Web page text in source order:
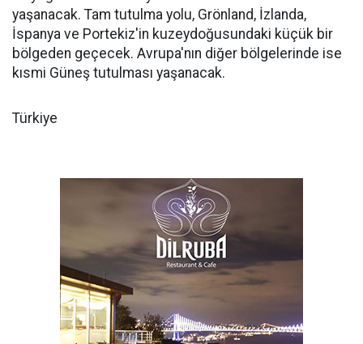
yaşanacak. Tam tutulma yolu, Grönland, İzlanda,
İspanya ve Portekiz'in kuzeydoğusundaki küçük bir
bölgeden geçecek. Avrupa'nın diğer bölgelerinde ise
kısmi Güneş tutulması yaşanacak.
Türkiye